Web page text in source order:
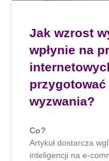
Jak wzrost
wpłynie na
wyzwania?
Co?
Artykuł dostarcza
inteligencji na e-